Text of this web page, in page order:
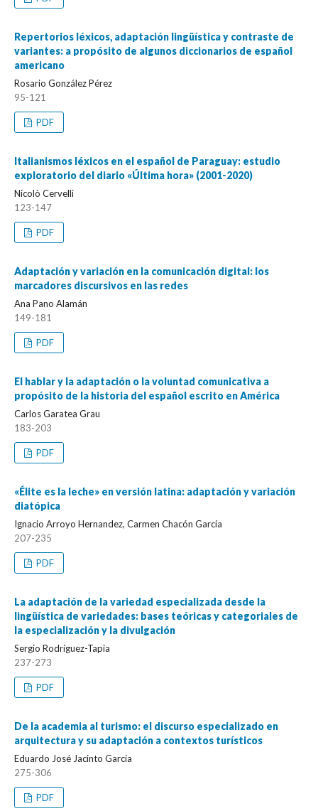
Repertorios léxicos, adaptación lingüística y contraste de
variantes: a propósito de algunos diccionarios de español
americano
Rosario González Pérez
95-121
PDF
Italianismos léxicos en el español de Paraguay: estudio
exploratorio del diario «Última hora» (2001-2020)
Nicolò Cervelli
123-147
PDF
Adaptación y variación en la comunicación digital: los
marcadores discursivos en las redes
Ana Pano Alamán
149-181
PDF
El hablar y la adaptación o la voluntad comunicativa a
propósito de la historia del español escrito en América
Carlos Garatea Grau
183-203
PDF
«Élite es la leche» en versión latina: adaptación y variación
diatópica
Ignacio Arroyo Hernandez, Carmen Chacón García
207-235
PDF
La adaptación de la variedad especializada desde la
lingüística de variedades: bases teóricas y categoriales de
la especialización y la divulgación
Sergio Rodríguez-Tapia
237-273
PDF
De la academia al turismo: el discurso especializado en
arquitectura y su adaptación a contextos turísticos
Eduardo José Jacinto García
275-306
PDF